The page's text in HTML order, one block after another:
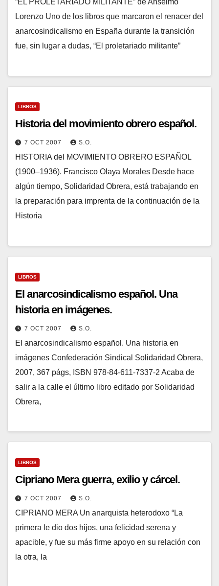
“EL PROLETARIADO MILITANTE” de Anselmo
Lorenzo Uno de los libros que marcaron el renacer del
anarcosindicalismo en España durante la transición
fue, sin lugar a dudas, “El proletariado militante”
LIBROS
Historia del movimiento obrero español.
7 OCT 2007 S.O.
HISTORIA del MOVIMIENTO OBRERO ESPAÑOL
(1900–1936). Francisco Olaya Morales Desde hace
algún tiempo, Solidaridad Obrera, está trabajando en
la preparación para imprenta de la continuación de la
Historia
LIBROS
El anarcosindicalismo español. Una
historia en imágenes.
7 OCT 2007 S.O.
El anarcosindicalismo español. Una historia en
imágenes Confederación Sindical Solidaridad Obrera,
2007, 367 págs, ISBN 978-84-611-7337-2 Acaba de
salir a la calle el último libro editado por Solidaridad
Obrera,
LIBROS
Cipriano Mera guerra, exilio y cárcel.
7 OCT 2007 S.O.
CIPRIANO MERA Un anarquista heterodoxo “La
primera le dio dos hijos, una felicidad serena y
apacible, y fue su más firme apoyo en su relación con
la otra, la